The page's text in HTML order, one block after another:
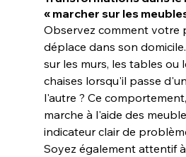
« marcher sur les
Observez comment votre
déplace dans son
sur les murs, les tables ou
chaises lorsqu'il passe
l'autre ? Ce
marche à l'aide des
indicateur clair de
Soyez également attentif